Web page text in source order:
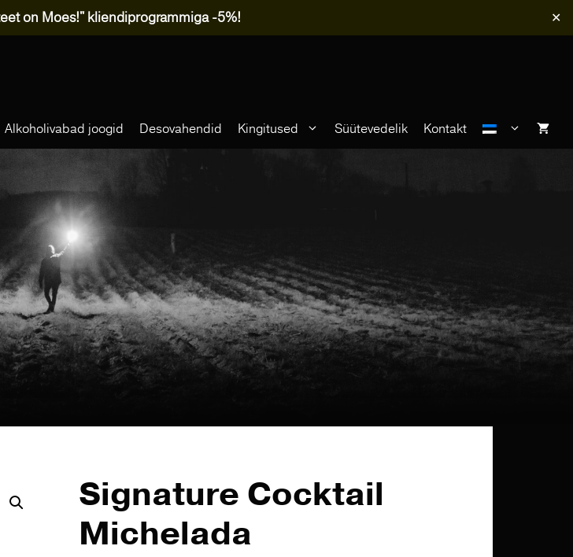
on Moes!" kliendiprogrammiga -5%! ✕
Alkoholivabad joogid Desovahendid Kingitused Süütevedelik Kontakt
Signature Cocktail
Michelada